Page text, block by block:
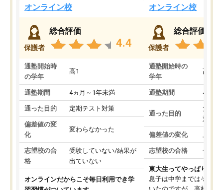
オンライン校
保護者
総合評価
4.4
通塾開始時
の学年
高1
通塾期間 4ヵ月～1年未満
通った目的 定期テスト対策
偏差値の変
化
変わらなかった
志望校の合
格
受験していない/結果が
出ていない
オンラインだからこそ毎日利用でき学
オンライン校
保護者
総合評価
通塾開始時の
学年
高3
通塾期間 4ヵ月
通った目的
大学
対策
偏差値の変化 上が
志望校の合格 合格
東大生ってやっぱりすご
息子は中学まではそこそ